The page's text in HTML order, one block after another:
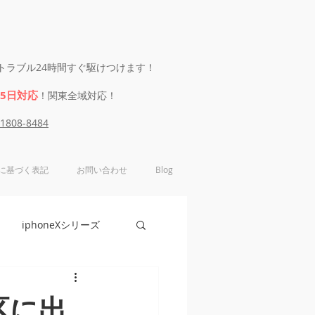
ラブル24時間すぐ駆けつけます！
日対応 ！関東全域対応！
8484
基づく表記 お問い合わせ Blog
iphoneXシリーズ